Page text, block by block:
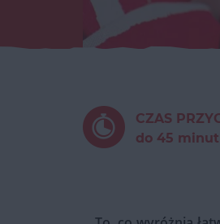
CZAS
do 45 minut